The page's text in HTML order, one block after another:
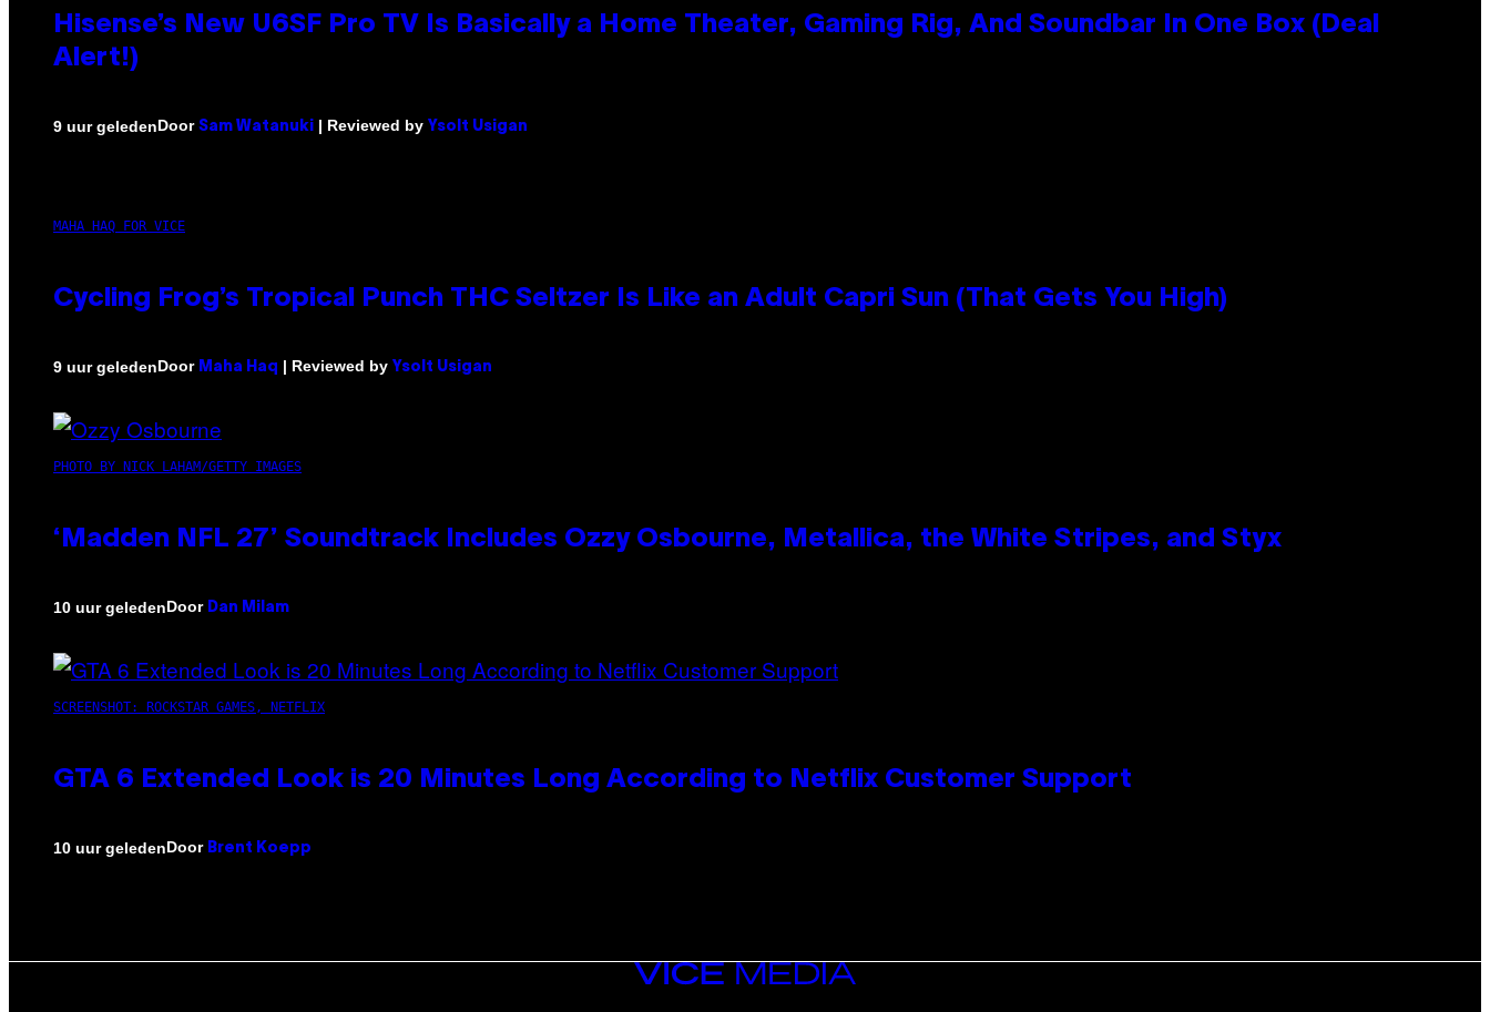
Hisense’s New U6SF Pro TV Is Basically a Home Theater, Gaming Rig, And Soundbar In One Box (Deal
Alert!)
9 uur geledenDoor Sam Watanuki | Reviewed by Ysolt Usigan
MAHA HAQ FOR VICE
Cycling Frog’s Tropical Punch THC Seltzer Is Like an Adult Capri Sun (That Gets You High)
9 uur geledenDoor Maha Haq | Reviewed by Ysolt Usigan
PHOTO BY NICK LAHAM/GETTY IMAGES
‘Madden NFL 27’ Soundtrack Includes Ozzy Osbourne, Metallica, the White Stripes, and Styx
10 uur geledenDoor Dan Milam
SCREENSHOT: ROCKSTAR GAMES, NETFLIX
GTA 6 Extended Look is 20 Minutes Long According to Netflix Customer Support
10 uur geledenDoor Brent Koepp
VICE